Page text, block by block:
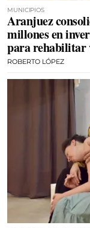
MUNICIPIOS
Aranjuez
millones en
para rehabilitar
ROBERTO LÓPEZ